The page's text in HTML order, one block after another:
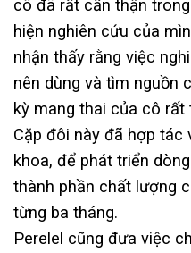
cô đã rất cẩn thận
hiện nghiên cứu của
nhận thấy rằng việc
nên dùng và tìm nguồn
kỳ mang thai của cô rất
Cặp đôi này đã hợp tác
khoa, để phát triển
thành phần chất lượng
từng ba tháng.
Perelel cũng đưa việc